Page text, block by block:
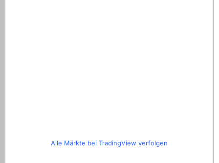
Alle Märkte bei TradingView verfolgen